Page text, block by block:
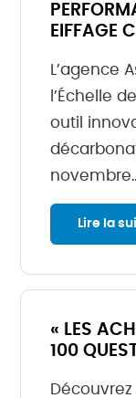
EIFFAGE
L’agence
l’Échelle
outil
Lire la
« LES
100